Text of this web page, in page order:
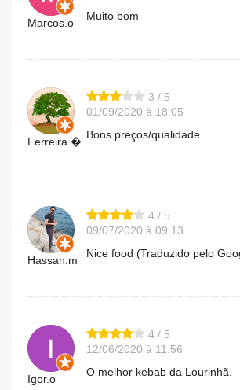
Marcos.o
Muito bom
Ferreira.�
3 / 5
01/09/2020 à 18:05
Bons preços/qualidade
Hassan.m
4 / 5
09/07/2020 à 09:13
Nice food (Traduzido pelo
Igor.o
4 / 5
12/06/2020 à 11:56
O melhor kebab da Lourinhã.